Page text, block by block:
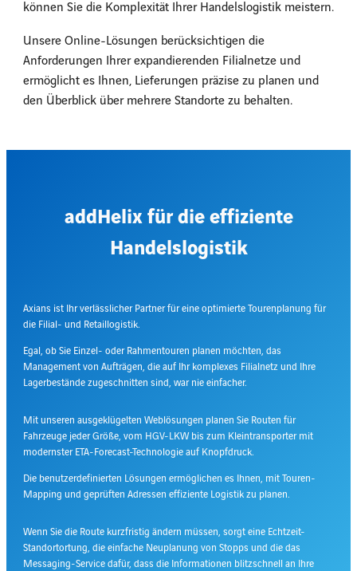
können Sie die Komplexität Ihrer Handelslogistik meistern.
Unsere Online-Lösungen berücksichtigen die
Anforderungen Ihrer expandierenden Filialnetze und
ermöglicht es Ihnen, Lieferungen präzise zu planen und
den Überblick über mehrere Standorte zu behalten.
addHelix für die effiziente
Handelslogistik
Axians ist Ihr verlässlicher Partner für eine optimierte Tourenplanung für
die Filial- und Retaillogistik.
Egal, ob Sie Einzel- oder Rahmentouren planen möchten, das
Management von Aufträgen, die auf Ihr komplexes Filialnetz und Ihre
Lagerbestände zugeschnitten sind, war nie einfacher.
Mit unseren ausgeklügelten Weblösungen planen Sie Routen für
Fahrzeuge jeder Größe, vom HGV-LKW bis zum Kleintransporter mit
modernster ETA-Forecast-Technologie auf Knopfdruck.
Die benutzerdefinierten Lösungen ermöglichen es Ihnen, mit Touren-
Mapping und geprüften Adressen effiziente Logistik zu planen.
Wenn Sie die Route kurzfristig ändern müssen, sorgt eine Echtzeit-
Standortortung, die einfache Neuplanung von Stopps und die das
Messaging-Service dafür, dass die Informationen blitzschnell an Ihre